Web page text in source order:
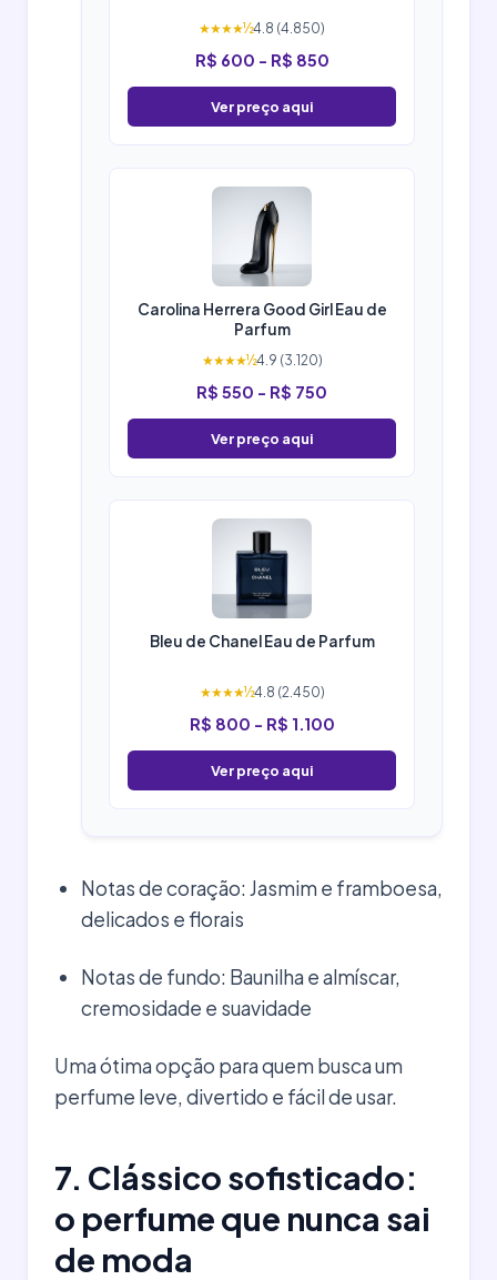
★★★★½4.8 (4.850)
R$ 600 - R$ 850
Ver preço aqui
Carolina Herrera Good Girl Eau de
Parfum
★★★★½4.9 (3.120)
R$ 550 - R$ 750
Ver preço aqui
Bleu de Chanel Eau de Parfum
★★★★½4.8 (2.450)
R$ 800 - R$ 1.100
Ver preço aqui
Notas de coração: Jasmim e framboesa,
delicados e florais
Notas de fundo: Baunilha e almíscar,
cremosidade e suavidade
Uma ótima opção para quem busca um
perfume leve, divertido e fácil de usar.
7. Clássico sofisticado:
o perfume que nunca sai
de moda